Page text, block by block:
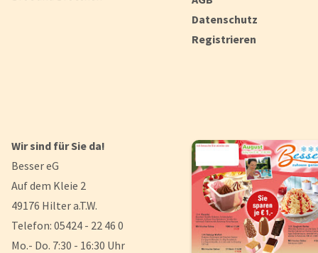
Datenschutz
Registrieren
Wir sind für Sie da!
Besser eG
Auf dem Kleie 2
49176 Hilter a.T.W.
Telefon: 05424 - 22 46 0
Mo.- Do. 7:30 - 16:30 Uhr